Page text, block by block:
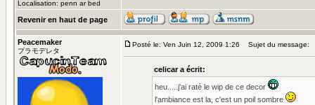
Localisation: penn ar bed
Revenir en haut de page
Peacemaker
プラモデレタ
Posté le: Ven Juin 12, 2009 1:26 Sujet du message:
celicar a écrit:
heu.....j'ai raté le wip de ce decor
l'ambiance est la, c'est un poil sombre